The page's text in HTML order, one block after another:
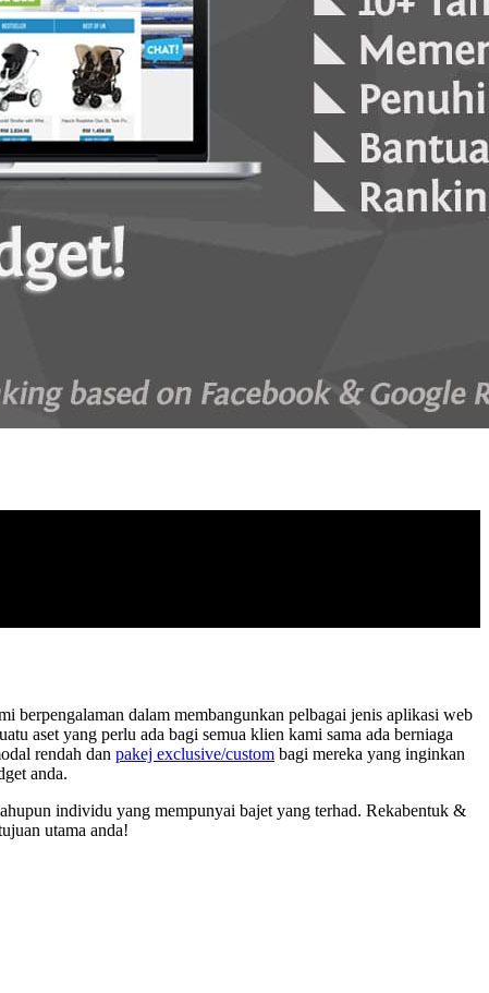
dalam membangunkan pelbagai jenis aplikasi web
aset yang perlu ada bagi semua klien kami sama ada berniaga
rendah dan pakej exclusive/custom bagi mereka yang inginkan
anda.
individu yang mempunyai bajet yang terhad. Rekabentuk &
utama anda!